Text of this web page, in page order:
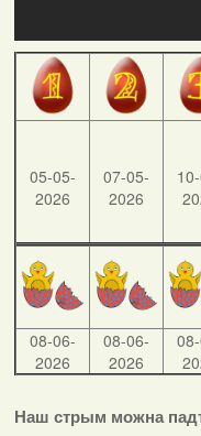
05-05-
2026
07-05-
2026
08-06-
2026
08-06-
2026
Наш стрым можна